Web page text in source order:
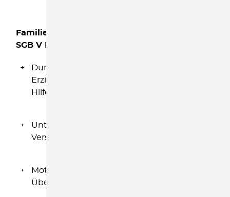
Familienhelfer/in entsprechend der § 27 ff
SGB V III (30 – 40 h)
Durchführung von ambulanten Hilfen zur
Erziehung entsprechend der individuellen
Hilfepläne,
Unterstützung bei der Wahrnehmung der
Versorgung und Betreuung der Kinder
Motivation der Erziehungsperson zur
Überprüfung/ggf. Veränderung